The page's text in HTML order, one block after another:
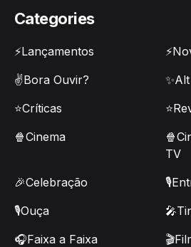
Categories
⚡Lançamentos
✌️Bora Ouvir?
⭐Críticas
🍿Cinema
TV
🎉Celebração
🎙️Ouça
🎧Faixa a Faixa